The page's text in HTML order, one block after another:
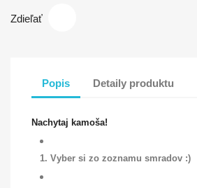
Zdieľať
Popis Detaily produktu
Nachytaj kamoša!
1. Vyber si zo zoznamu smradov :)